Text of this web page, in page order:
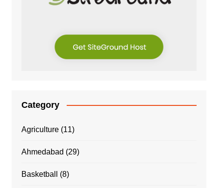
Category
Agriculture(11)
Ahmedabad (29)
Basketball (8)